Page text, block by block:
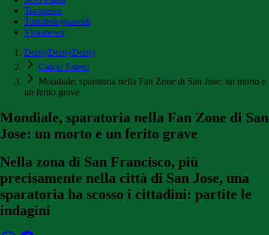
Toronews
Tuttobolognaweb
Violanews
DerbyDerbyDerby
Calcio Estero
Mondiale, sparatoria nella Fan Zone di San Jose: un morto e
un ferito grave
Mondiale, sparatoria nella Fan Zone di San
Jose: un morto e un ferito grave
Nella zona di San Francisco, più
precisamente nella città di San Jose, una
sparatoria ha scosso i cittadini: partite le
indagini